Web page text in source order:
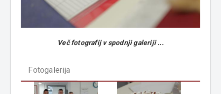
Več fotografij v spodnji galeriji ...
Fotogalerija